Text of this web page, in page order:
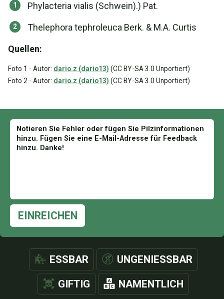
Phylacteria vialis (Schwein).) Pat.
Thelephora tephroleuca Berk. & M.A. Curtis
Quellen:
Foto 1 - Autor: dario.z (dario13) (CC BY-SA 3.0 Unportiert)
Foto 2 - Autor: dario.z (dario13) (CC BY-SA 3.0 Unportiert)
EINREICHEN
ESSBAR UNGENIESSBAR
GIFTIG NAMENTLICH